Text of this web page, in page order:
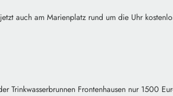
auch am Marienplatz rund um die Uhr
Trinkwasserbrunnen Frontenhausen nur 1500